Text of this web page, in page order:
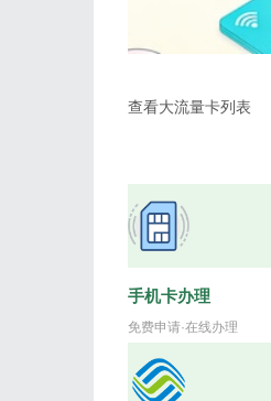
查看大流量卡列表
手机卡办理
免费申请·在线办理